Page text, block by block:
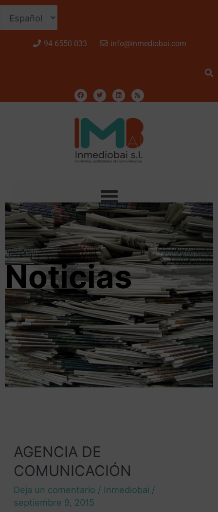
94 6550 033 info@inmediobai.com
Noticias
AGENCIA DE
COMUNICACIÓN
Deja un comentario / Inmediobai /
septiembre 9, 2015